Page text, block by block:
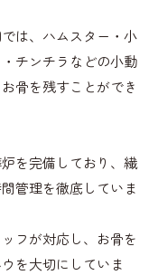
は、ハムスター・小
チンチラなどの小動
骨を残すことができ
を完備しており、繊
管理を徹底していま
フが対応し、お骨を
を大切にしていま